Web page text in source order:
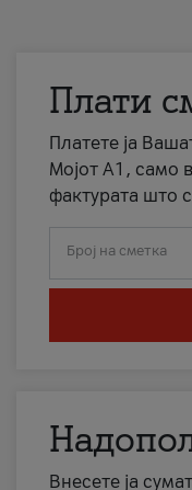
Плати
Платете ја
Мојот А1, само
фактурата што
Број на сметка
Внесете ја